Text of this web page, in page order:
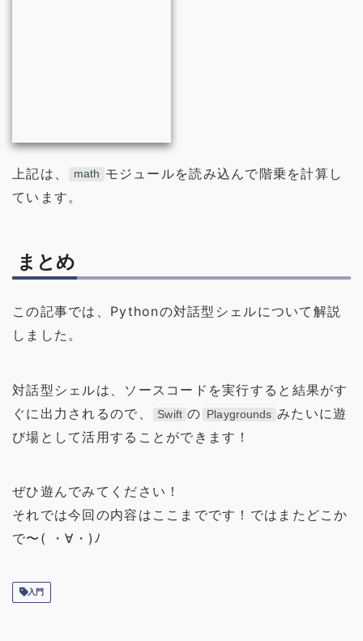
上記は、 math モジュールを読み込んで階乗を計算し
ています。
まとめ
この記事では、Pythonの対話型シェルについて解説
しました。
対話型シェルは、ソースコードを実行すると結果がす
ぐに出力されるので、
Swift の Playgrounds みたいに遊
び場として活用することができます！
ぜひ遊んでみてください！
それでは今回の内容はここまでです！ではまたどこか
で〜( ・∀・)ﾉ
入門